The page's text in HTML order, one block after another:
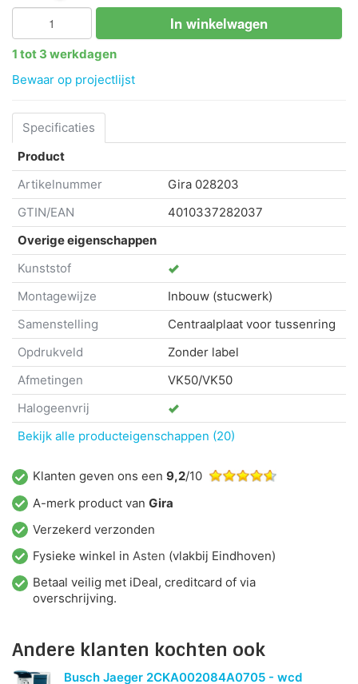
In winkelwagen
1 tot 3 werkdagen
Bewaar op projectlijst
Specificaties
Product
Artikelnummer
Gira 028203
GTIN/EAN
4010337282037
Overige eigenschappen
Kunststof
Montagewijze
Inbouw (stucwerk)
Samenstelling
Centraalplaat voor tussenring
Opdrukveld
Zonder label
Afmetingen
VK50/VK50
Halogeenvrij
Bekijk alle producteigenschappen (20)
Klanten geven ons een 9,2/10
A-merk product van Gira
Verzekerd verzonden
Fysieke winkel in Asten (vlakbij Eindhoven)
Betaal veilig met iDeal, creditcard of via
overschrijving.
Andere klanten kochten ook
Busch Jaeger 2CKA002084A0705 - wcd